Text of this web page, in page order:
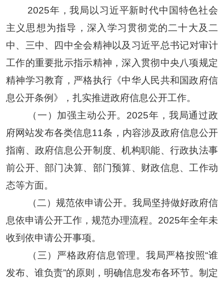
2025年，我局 以习近平新时代中国特色社会
主义思想为指导， 深入学习贯彻党的二十大及二
中、 三中、四中全会精神以及习近平总书记对审计
工作的重要批示指示精神，深入贯彻中央八项规定
精神学习教育 ，严格执行《中华人民共和国政府信
息公开条例》，扎实推进政府信息公开工作。
（一） 加强主动公开。 2025年，我局通过政
府网站发布各类信息11条，内容涉及政府信息公开
指南、政府信息公开制度、机构职能、行政执法事
前公开、部门决算、部门预算、财政信息、工作动
态等方面。
（二）规范依申请公开。 我局坚持做好政府信
息依申请公开工作，规范办理流程。 2025年全年未
收到依申请公开事项。
（三）严格政府信息管理。 我局严格按照“谁
发布、谁负责”的原则，明确信息发布各环节。制定